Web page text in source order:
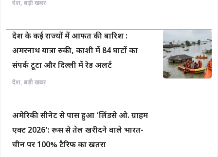
देश, बड़ी खबर
देश के कई राज्यों में आफत की बारिश :
अमरनाथ यात्रा रुकी, काशी में 84 घाटों का
संपर्क टूटा और दिल्ली में रेड अलर्ट
देश, बड़ी खबर
अमेरिकी सीनेट से पास हुआ ‘लिंडसे ओ. ग्राहम
एक्ट 2026’: रूस से तेल खरीदने वाले भारत-
चीन पर 100% टैरिफ का खतरा